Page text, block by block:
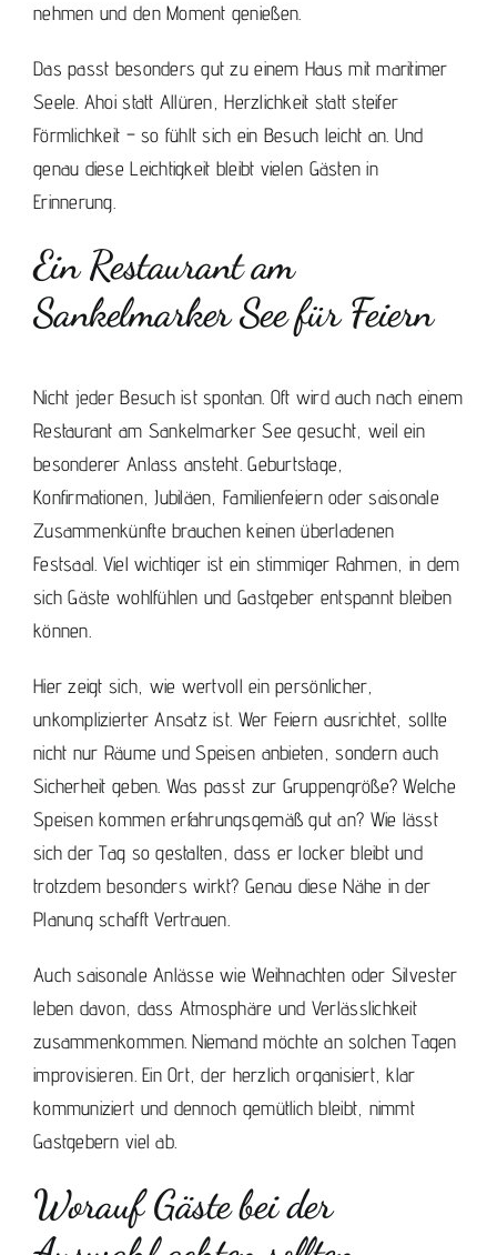
nehmen und den Moment genießen.
Das passt besonders gut zu einem Haus mit maritimer
Seele. Ahoi statt Allüren, Herzlichkeit statt steifer
Förmlichkeit – so fühlt sich ein Besuch leicht an. Und
genau diese Leichtigkeit bleibt vielen Gästen in
Erinnerung.
Ein Restaurant am
Sankelmarker See für Feiern
Nicht jeder Besuch ist spontan. Oft wird auch nach einem
Restaurant am Sankelmarker See gesucht, weil ein
besonderer Anlass ansteht. Geburtstage,
Konfirmationen, Jubiläen,Familienfeiernoder saisonale
Zusammenkünfte brauchen keinen überladenen
Festsaal. Viel wichtiger ist ein stimmiger Rahmen, in dem
sich Gäste wohlfühlen und Gastgeber entspannt bleiben
können.
Hier zeigt sich, wie wertvoll ein persönlicher,
unkomplizierter Ansatz ist. Wer Feiern ausrichtet, sollte
nicht nur Räume und Speisen anbieten, sondern auch
Sicherheit geben. Was passt zur Gruppengröße? Welche
Speisen kommen erfahrungsgemäß gut an? Wie lässt
sich der Tag so gestalten, dass er locker bleibt und
trotzdem besonders wirkt? Genau diese Nähe in der
Planung schafft Vertrauen.
Auch saisonale Anlässe wie Weihnachten oder Silvester
leben davon, dass Atmosphäre und Verlässlichkeit
zusammenkommen. Niemand möchte an solchen Tagen
improvisieren. Ein Ort, der herzlich organisiert, klar
kommuniziert und dennoch gemütlich bleibt, nimmt
Gastgebern viel ab.
Worauf Gäste bei der